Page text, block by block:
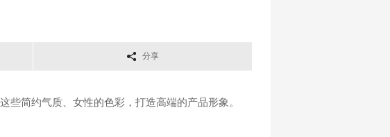
分享
简约气质、女性的色彩，打造高端的产品形象。